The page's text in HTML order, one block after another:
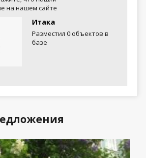
на нашем сайте
Итака
Разместил 0 объектов в
базе